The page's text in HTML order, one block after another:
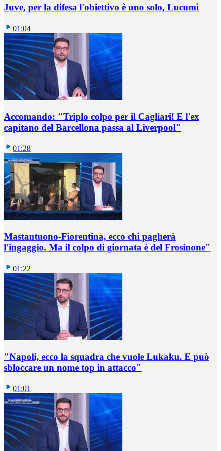
Juve, per la difesa l'obiettivo è uno solo, Lucumì
01:04
Accomando: "Triplo colpo per il Cagliari! E l'ex
capitano del Barcellona passa al Liverpool"
01:28
Mastantuono-Fiorentina, ecco chi pagherà
l'ingaggio. Ma il colpo di giornata è del Frosinone"
01:22
"Napoli, ecco la squadra che vuole Lukaku. E può
sbloccare un nome top in attacco"
01:01